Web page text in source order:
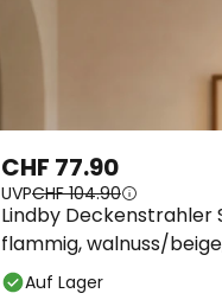
Lindby Deckenstrahler
flammig, walnuss/
CHF 77.90
UVPCHF 104.90
Auf Lager